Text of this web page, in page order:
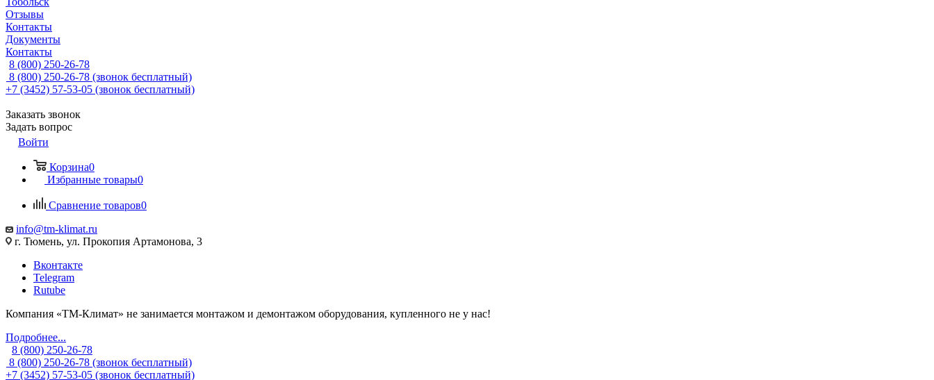
Отзывы
Контакты
Документы
Контакты
8 (800) 250-26-78
8 (800) 250-26-78 (звонок бесплатный)
+7 (3452) 57-53-05 (звонок бесплатный)
Заказать звонок
Задать вопрос
Войти
Корзина0
Избранные товары0
Сравнение товаров0
info@tm-klimat.ru
г. Тюмень, ул. Прокопия Артамонова, 3
Вконтакте
Telegram
Rutube
Компания «ТМ-Климат» не занимается монтажом и демонтажом оборудования, купленного не у нас!
Подробнее...
8 (800) 250-26-78
8 (800) 250-26-78 (звонок бесплатный)
+7 (3452) 57-53-05 (звонок бесплатный)